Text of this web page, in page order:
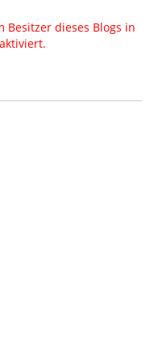
Besitzer dieses Blogs in